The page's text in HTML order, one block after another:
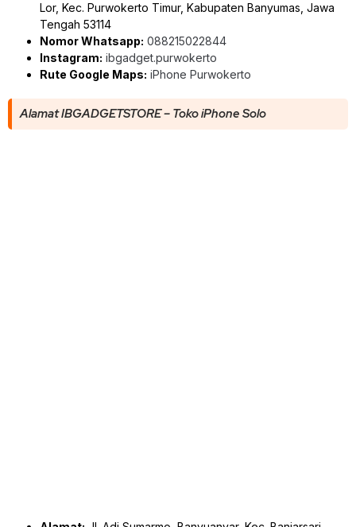
Lor, Kec. Purwokerto Timur, Kabupaten Banyumas, Jawa
Tengah 53114
Nomor Whatsapp: 088215022844
Instagram: ibgadget.purwokerto
Rute Google Maps: iPhone Purwokerto
Alamat IBGADGETSTORE – Toko iPhone Solo